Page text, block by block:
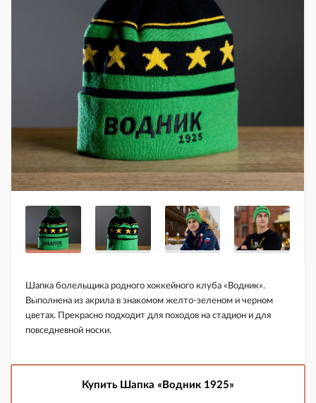
Шапка болельщика родного хоккейного клуба «Водник».
Выполнена из акрила в знакомом желто-зеленом и черном
цветах. Прекрасно подходит для походов на стадион и для
повседневной носки.
Купить Шапка «Водник 1925»